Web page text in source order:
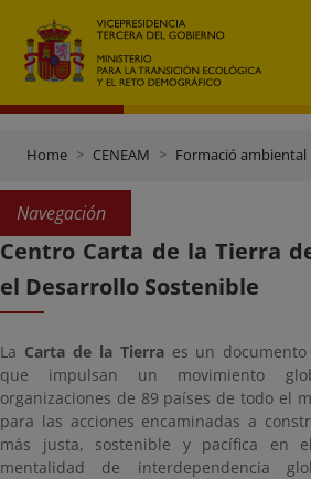
Home CENEAM Formació ambiental
Navegación
Centro Carta de la Tierra
el Desarrollo Sostenible
La Carta de la Tierraes un documento
que impulsan un movimiento
organizaciones de 89 países de todo el
para las acciones encaminadas a
más justa, sostenible y pacífica en
mentalidad de interdependencia